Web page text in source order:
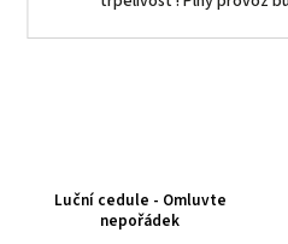
Luční cedule - Omluvte
nepořádek